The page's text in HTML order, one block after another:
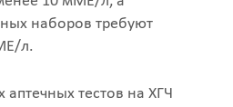
наборов требуют
л.
тестов на ХГЧ